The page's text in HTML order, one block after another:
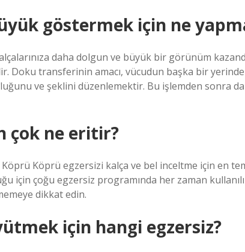
göstermek için ne
daha dolgun ve büyük bir görünüm
Doku transferinin amacı, vücudun başka bir
ve şeklini düzenlemektir. Bu işlemden sonra
çok ne eritir?
Köprü egzersizi kalça ve bel inceltme için en
için çoğu egzersiz programında her zaman
dikkat edin.
için hangi egzersiz?